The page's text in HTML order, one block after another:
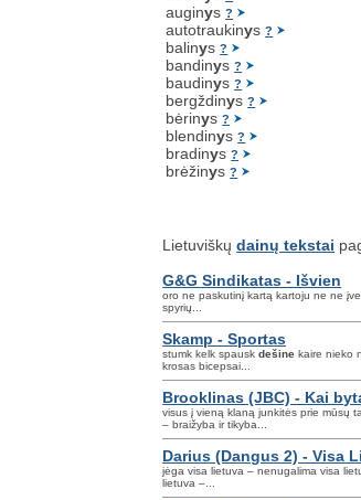
auginys?
autotraukinys?
balinys?
bandinys?
baudinys?
bergždinys?
bėrinys?
blendinys?
bradinys?
brėžinys?
Lietuviškųdainų tekstai
G&G Sindikatas - Išvien
oro ne paskutinį kartą kartoju ne ne
spyrių...
Skamp - Sportas
stumk kelk spauskdešine kaire nieko
krosas bicepsai...
Brooklinas (JBC) - Kai
visus į vieną klaną junkitės prie mūsų
– braižyba ir tikyba...
Darius (Dangus 2) - Visa
jėga visa lietuva – nenugalima visa
lietuva –...